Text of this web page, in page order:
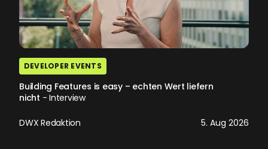
DEVELOPER EVENTS
Building Features is easy – echten Wert liefern
nicht - Interview
DWX Redaktion 5. Aug 2026